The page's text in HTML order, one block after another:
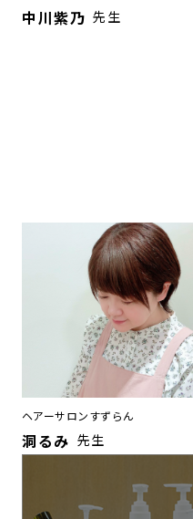
ヘアーサロンすずらん
洞るみ 先生